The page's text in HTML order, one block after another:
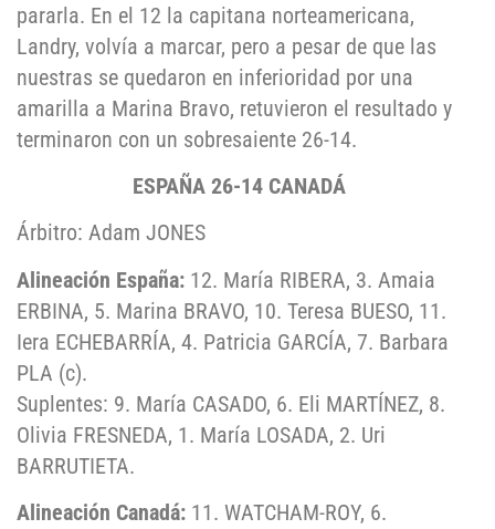
pararla. En el 12 la capitana norteamericana,
Landry, volvía a marcar, pero a pesar de que las
nuestras se quedaron en inferioridad por una
amarilla a Marina Bravo, retuvieron el resultado y
terminaron con un sobresaiente 26-14.
ESPAÑA 26-14 CANADÁ
Árbitro: Adam JONES
Alineación España: 12. María RIBERA, 3. Amaia
ERBINA, 5. Marina BRAVO, 10. Teresa BUESO, 11.
Iera ECHEBARRÍA, 4. Patricia GARCÍA, 7. Barbara
PLA (c).
Suplentes: 9. María CASADO, 6. Eli MARTÍNEZ, 8.
Olivia FRESNEDA, 1. María LOSADA, 2. Uri
BARRUTIETA.
Alineación Canadá: 11. WATCHAM-ROY, 6.